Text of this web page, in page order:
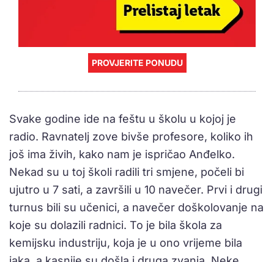
PROVJERITE PONUDU
Svake godine ide na feštu u školu u kojoj je
radio. Ravnatelj zove bivše profesore, koliko ih
još ima živih, kako nam je ispričao Anđelko.
Nekad su u toj školi radili tri smjene, počeli bi
ujutro u 7 sati, a završili u 10 navečer. Prvi i drugi
turnus bili su učenici, a navečer doškolovanje na
koje su dolazili radnici. To je bila škola za
kemijsku industriju, koja je u ono vrijeme bila